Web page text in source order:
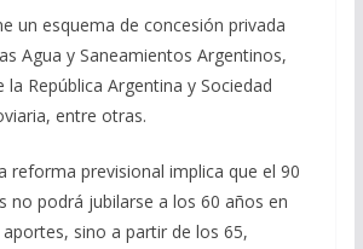
un esquema de concesión privada
Agua y Saneamientos Argentinos,
la República Argentina y Sociedad
entre otras.
reforma previsional implica que el 90
no podrá jubilarse a los 60 años en
sino a partir de los 65,